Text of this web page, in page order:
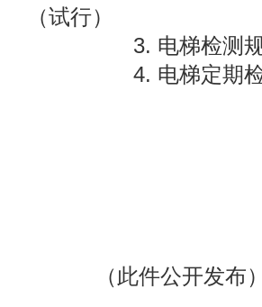
（试行）
3. 电梯检测规则
4. 电梯定期检
（此件公开发布）